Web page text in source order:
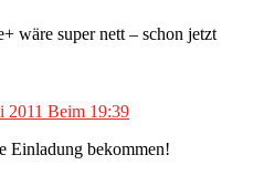
wäre super nett – schon jetzt
2011 Beim 19:39
Einladung bekommen!